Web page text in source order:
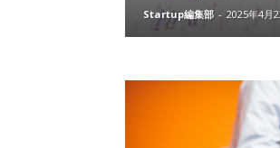
Startup編集部 - 2025年4月